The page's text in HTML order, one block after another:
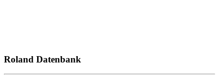
Roland Datenbank